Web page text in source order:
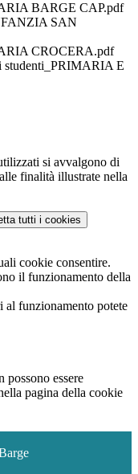
BARGE CAP.pdf
SAN
CROCERA.pdf
studenti_PRIMARIA E
si avvalgono di
finalità illustrate nella
tutti i cookies
cookie consentire.
il funzionamento della
al funzionamento potete
possono essere
pagina della cookie